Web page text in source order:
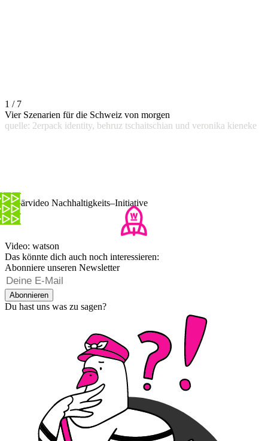
1 / 7
Vier Szenarien für die Schweiz von morgen
quelle: 2erpack identity, behruz tschaitschian und veronika kieneke
Erklärvideo Nachhaltigkeits–Initiative
Video: watson
Das könnte dich auch noch interessieren:
Abonniere unseren Newsletter
Abonnieren
Du hast uns was zu sagen?